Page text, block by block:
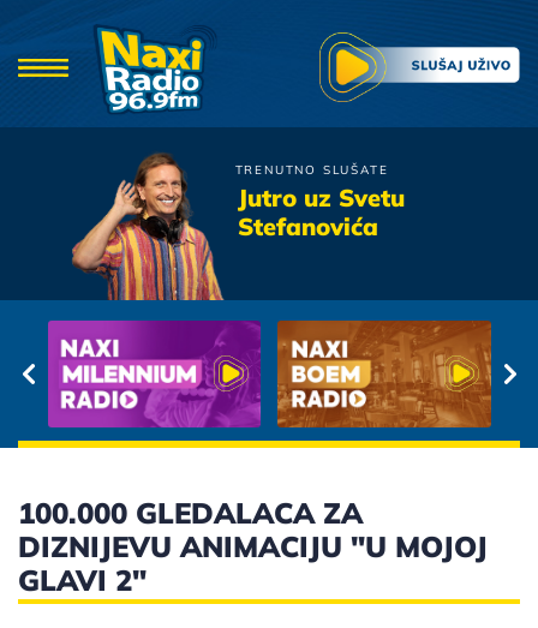
TRENUTNO SLUŠATE
Jutro uz Svetu
Stefanovića
Dejan Cukic
100.000 GLEDALACA ZA
DIZNIJEVU ANIMACIJU "U MOJOJ
GLAVI 2"